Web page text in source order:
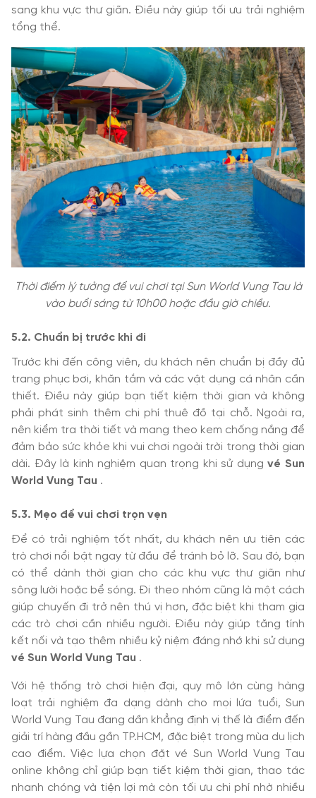
sang khu vực thư giãn. Điều này giúp tối ưu trải nghiệm
tổng thể.
Thời điểm lý tưởng để vui chơi tại Sun World Vung Tau là
vào buổi sáng từ 10h00 hoặc đầu giờ chiều.
5.2. Chuẩn bị trước khi đi
Trước khi đến công viên, du khách nên chuẩn bị đầy đủ
trang phục bơi, khăn tắm và các vật dụng cá nhân cần
thiết. Điều này giúp bạn tiết kiệm thời gian và không
phải phát sinh thêm chi phí thuê đồ tại chỗ. Ngoài ra,
nên kiểm tra thời tiết và mang theo kem chống nắng để
đảm bảo sức khỏe khi vui chơi ngoài trời trong thời gian
dài. Đây là kinh nghiệm quan trọng khi sử dụngvé Sun
World Vung Tau .
5.3. Mẹo để vui chơi trọn vẹn
Để có trải nghiệm tốt nhất, du khách nên ưu tiên các
trò chơi nổi bật ngay từ đầu để tránh bỏ lỡ. Sau đó, bạn
có thể dành thời gian cho các khu vực thư giãn như
sông lười hoặc bể sóng. Đi theo nhóm cũng là một cách
giúp chuyến đi trở nên thú vị hơn, đặc biệt khi tham gia
các trò chơi cần nhiều người. Điều này giúp tăng tính
kết nối và tạo thêm nhiều kỷ niệm đáng nhớ khi sử dụng
vé Sun World Vung Tau .
Với hệ thống trò chơi hiện đại, quy mô lớn cùng hàng
loạt trải nghiệm đa dạng dành cho mọi lứa tuổi, Sun
World Vung Tau đang dần khẳng định vị thế là điểm đến
giải trí hàng đầu gần TP.HCM, đặc biệt trong mùa du lịch
cao điểm. Việc lựa chọn đặt vé Sun World Vung Tau
online không chỉ giúp bạn tiết kiệm thời gian, thao tác
nhanh chóng và tiện lợi mà còn tối ưu chi phí nhờ nhiều